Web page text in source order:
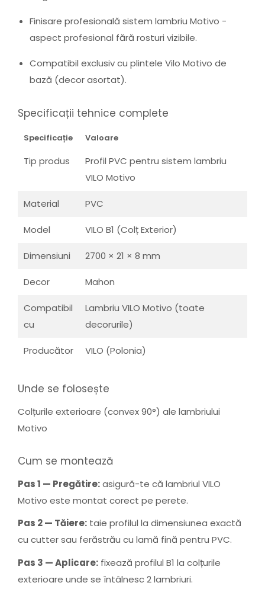
Finisare profesională sistem lambriu Motivo -
aspect profesional fără rosturi vizibile.
Compatibil exclusiv cu plintele Vilo Motivo de
bază (decor asortat).
Specificații tehnice complete
Specificație Valoare
Tip produs
Profil PVC pentru sistem lambriu
VILO Motivo
Material PVC
Model VILO B1 (Colț Exterior)
Dimensiuni 2700 × 21 × 8 mm
Decor Mahon
Compatibil
cu
Lambriu VILO Motivo (toate
decorurile)
Producător VILO (Polonia)
Unde se folosește
Colțurile exterioare (convex 90°) ale lambriului
Motivo
Cum se montează
Pas 1 — Pregătire:asigură-te că lambriul VILO
Motivo este montat corect pe perete.
Pas 2 — Tăiere: taie profilul la dimensiunea exactă
cu cutter sau ferăstrău cu lamă fină pentru PVC.
Pas 3 — Aplicare: fixează profilul B1 la colțurile
exterioare unde se întâlnesc 2 lambriuri.